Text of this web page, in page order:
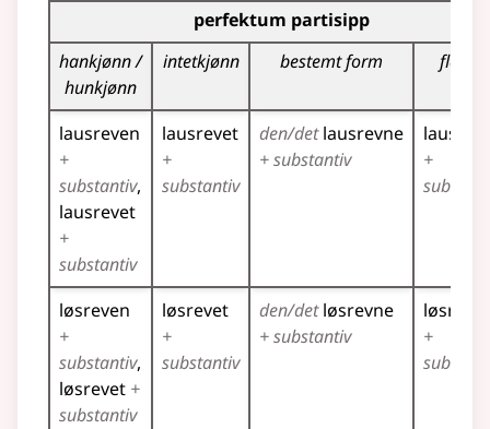
Bøyingstabell for dette verbet (partisippformer)
perfektum partisipp
hankjønn /
hunkjønn
intetkjønn bestemt form flertall
lausreven
+
substantiv
lausrevet
+
substantiv
lausrevet
+
substantiv
den/detlausrevne
+ substantiv
+
løsreven
+
substantiv
løsrevet +
substantiv
løsrevet
+
substantiv
den/detløsrevne
+ substantiv
+